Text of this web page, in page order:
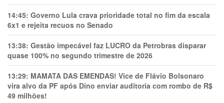
14:45: Governo Lula crava prioridade total no fim da escala
6x1 e rejeita recuos no Senado
13:38: Gestão impecável faz LUCRO da Petrobras disparar
quase 100% no segundo trimestre de 2026
13:29: MAMATA DAS EMENDAS! Vice de Flávio Bolsonaro
vira alvo da PF após Dino enviar auditoria com rombo de R$
49 milhões!